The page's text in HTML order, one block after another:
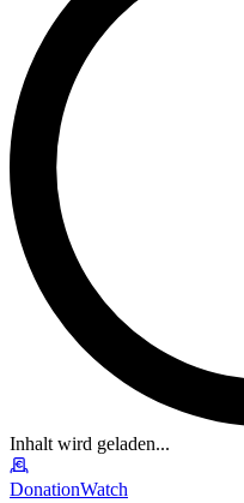
Inhalt wird geladen...
DonationWatch